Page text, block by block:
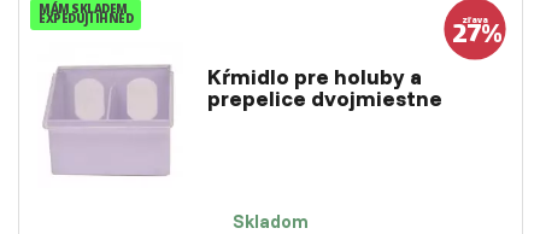
MÁM SKLADEM
EXPEDUJI IHNED
Kŕmidlo pre holuby a
prepelice dvojmiestne
Skladom